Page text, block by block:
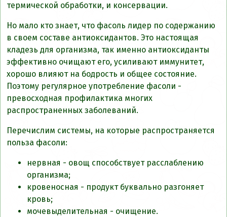
термической обработки, и консервации.
Но мало кто знает, что фасоль лидер по содержанию
в своем составе антиоксидантов. Это настоящая
кладезь для организма, так именно антиоксиданты
эффективно очищают его, усиливают иммунитет,
хорошо влияют на бодрость и общее состояние.
Поэтому регулярное употребление фасоли -
превосходная профилактика многих
распространенных заболеваний.
Перечислим системы, на которые распространяется
польза фасоли:
нервная - овощ способствует расслаблению
организма;
кровеносная - продукт буквально разгоняет
кровь;
мочевыделительная - очищение.